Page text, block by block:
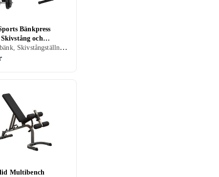
Bänkpress
och
70kg
Träningsbänk, Skivstångställning/Rack
Multibench